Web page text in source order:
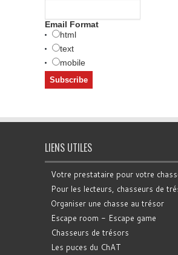
Email Format
html
text
mobile
LIENS UTILES
Votre prestataire pour votre
Pour les lecteurs, chasseurs de
Organiser une chasse au trésor
Escape room - Escape game
Chasseurs de trésors
Les puces du ChAT